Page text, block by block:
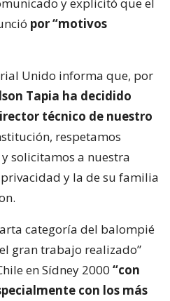
por “motivos
Unido informa que, por
Tapia ha decidido
técnico de nuestro
respetamos
solicitamos a nuestra
y la de su familia
categoría del balompié
gran trabajo realizado”
en Sídney 2000 “con
con los más